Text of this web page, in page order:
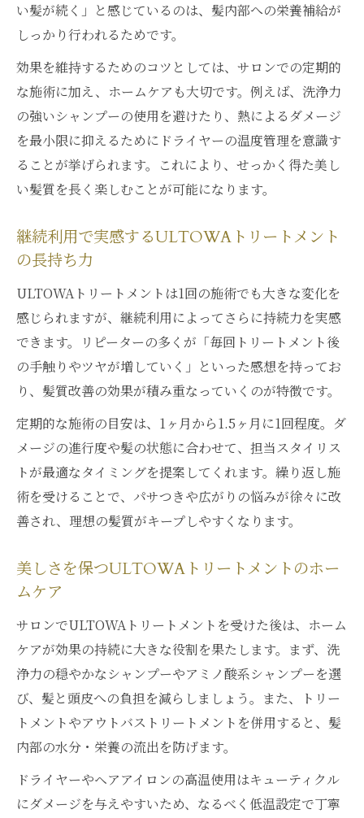
い髪が続く」と感じているのは、髪内部への栄養補給が
しっかり行われるためです。
効果を維持するためのコツとしては、サロンでの定期的
な施術に加え、ホームケアも大切です。例えば、洗浄力
の強いシャンプーの使用を避けたり、熱によるダメージ
を最小限に抑えるためにドライヤーの温度管理を意識す
ることが挙げられます。これにより、せっかく得た美し
い髪質を長く楽しむことが可能になります。
継続利用で実感するULTOWAトリートメント
の長持ち力
ULTOWAトリートメントは1回の施術でも大きな変化を
感じられますが、継続利用によってさらに持続力を実感
できます。リピーターの多くが「毎回トリートメント後
の手触りやツヤが増していく」といった感想を持ってお
り、髪質改善の効果が積み重なっていくのが特徴です。
定期的な施術の目安は、1ヶ月から1.5ヶ月に1回程度。ダ
メージの進行度や髪の状態に合わせて、担当スタイリス
トが最適なタイミングを提案してくれます。繰り返し施
術を受けることで、パサつきや広がりの悩みが徐々に改
善され、理想の髪質がキープしやすくなります。
美しさを保つULTOWAトリートメントのホー
ムケア
サロンでULTOWAトリートメントを受けた後は、ホーム
ケアが効果の持続に大きな役割を果たします。まず、洗
浄力の穏やかなシャンプーやアミノ酸系シャンプーを選
び、髪と頭皮への負担を減らしましょう。また、トリー
トメントやアウトバストリートメントを併用すると、髪
内部の水分・栄養の流出を防げます。
ドライヤーやヘアアイロンの高温使用はキューティクル
にダメージを与えやすいため、なるべく低温設定で丁寧